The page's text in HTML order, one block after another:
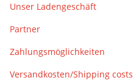
Unser Ladengeschäft
Partner
Zahlungsmöglichkeiten
Versandkosten/Shipping costs